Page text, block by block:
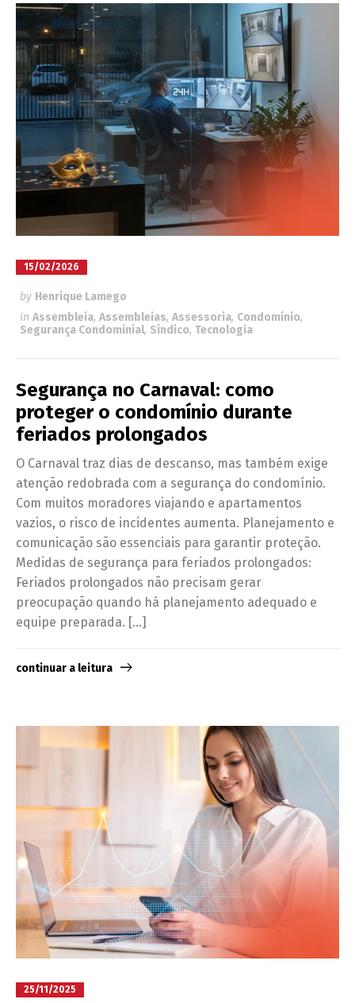
15/02/2026
by Henrique Lamego
in Assembleia, Assembleias, Assessoria, Condomínio,
Segurança Condominial, Síndico, Tecnologia
Segurança no Carnaval: como
proteger o condomínio durante
feriados prolongados
O Carnaval traz dias de descanso, mas também exige
atenção redobrada com a segurança do condomínio.
Com muitos moradores viajando e apartamentos
vazios, o risco de incidentes aumenta. Planejamento e
comunicação são essenciais para garantir proteção.
Medidas de segurança para feriados prolongados:
Feriados prolongados não precisam gerar
preocupação quando há planejamento adequado e
equipe preparada. […]
continuar a leitura
25/11/2025